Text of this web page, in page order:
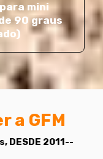
mini
90 graus
a GFM
DESDE 2011--